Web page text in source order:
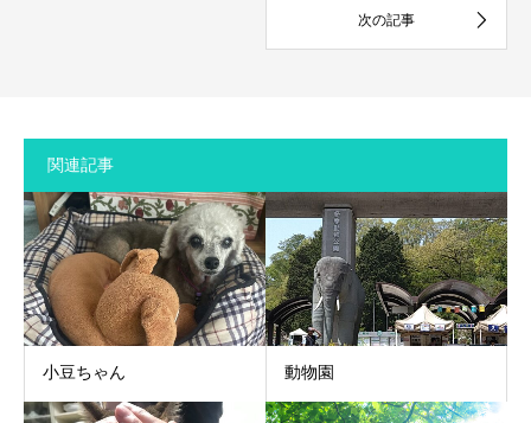
関連記事
小豆ちゃん 動物園